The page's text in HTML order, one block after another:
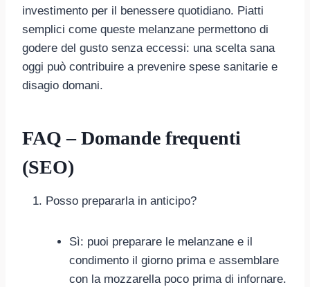
investimento per il benessere quotidiano. Piatti
semplici come queste melanzane permettono di
godere del gusto senza eccessi: una scelta sana
oggi può contribuire a prevenire spese sanitarie e
disagio domani.
FAQ – Domande frequenti
(SEO)
Posso prepararla in anticipo?
Sì: puoi preparare le melanzane e il
condimento il giorno prima e assemblare
con la mozzarella poco prima di infornare.